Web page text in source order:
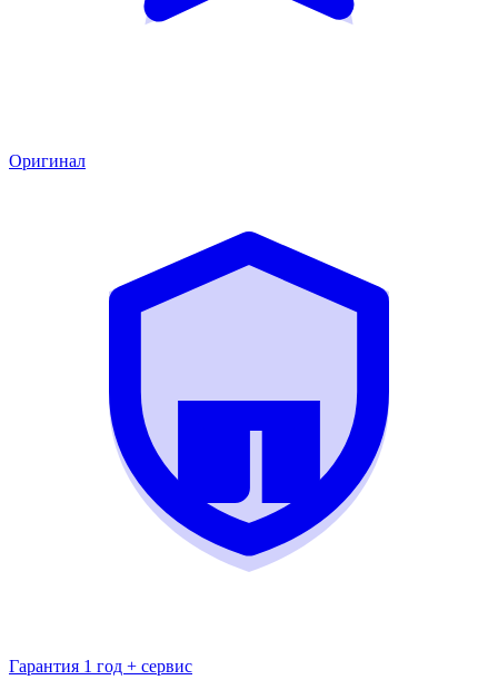
Оригинал
Гарантия 1 год + сервис